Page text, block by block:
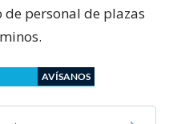
personal de plazas
AVÍSANOS